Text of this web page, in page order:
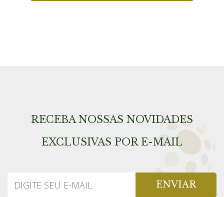
RECEBA NOSSAS NOVIDADES
EXCLUSIVAS POR E-MAIL
ENVIAR